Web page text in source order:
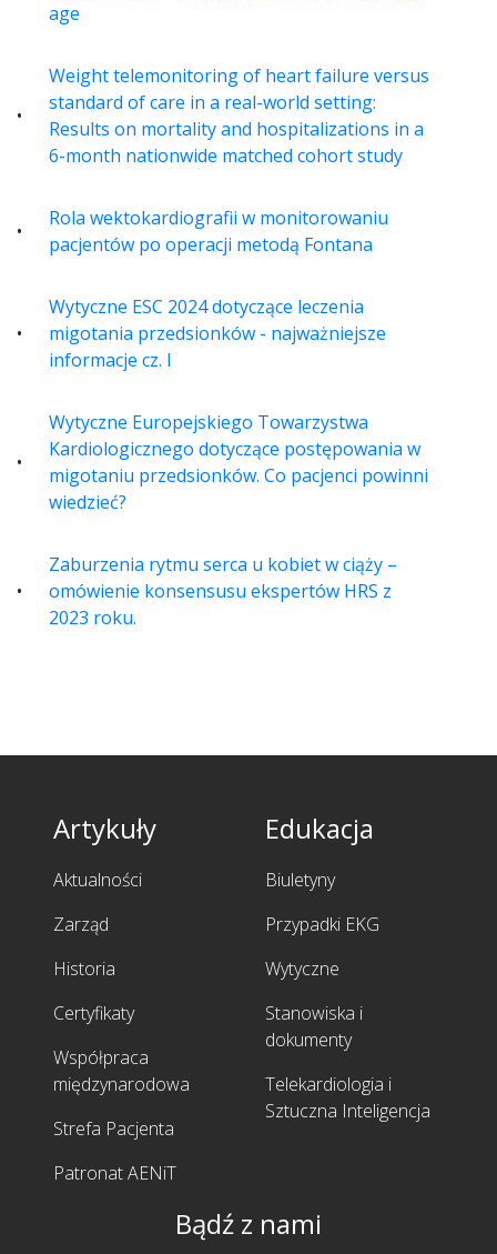
age
Weight telemonitoring of heart failure versus
standard of care in a real-world setting:
Results on mortality and hospitalizations in a
6-month nationwide matched cohort study
Rola wektokardiografii w monitorowaniu
pacjentów po operacji metodą Fontana
Wytyczne ESC 2024 dotyczące leczenia
migotania przedsionków - najważniejsze
informacje cz. I
Wytyczne Europejskiego Towarzystwa
Kardiologicznego dotyczące postępowania w
migotaniu przedsionków. Co pacjenci powinni
wiedzieć?
Zaburzenia rytmu serca u kobiet w ciąży –
omówienie konsensusu ekspertów HRS z
2023 roku.
Artykuły
Aktualności
Zarząd
Historia
Certyfikaty
Współpraca
międzynarodowa
Strefa Pacjenta
Patronat AENiT
Edukacja
Biuletyny
Przypadki EKG
Wytyczne
Stanowiska i
dokumenty
Telekardiologia i
Sztuczna Inteligencja
Bądź z nami